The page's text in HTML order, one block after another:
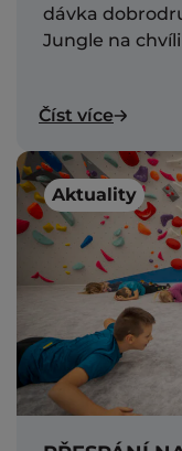
dávka
Jungle na
Číst více
Aktuality